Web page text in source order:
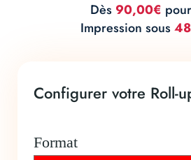
Dès 90,00€ pour
Impression sous
Configurer votre Roll-
Format